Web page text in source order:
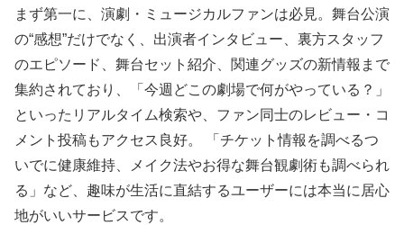
まず第一に、演劇・ミュージカルファンは必見。舞台公演
の“感想”だけでなく、出演者インタビュー、裏方スタッフ
のエピソード、舞台セット紹介、関連グッズの新情報まで
集約されており、「今週どこの劇場で何がやっている？」
といったリアルタイム検索や、ファン同士のレビュー・コ
メント投稿もアクセス良好。 「チケット情報を調べるつ
いでに健康維持、メイク法やお得な舞台観劇術も調べられ
る」など、趣味が生活に直結するユーザーには本当に居心
地がいいサービスです。